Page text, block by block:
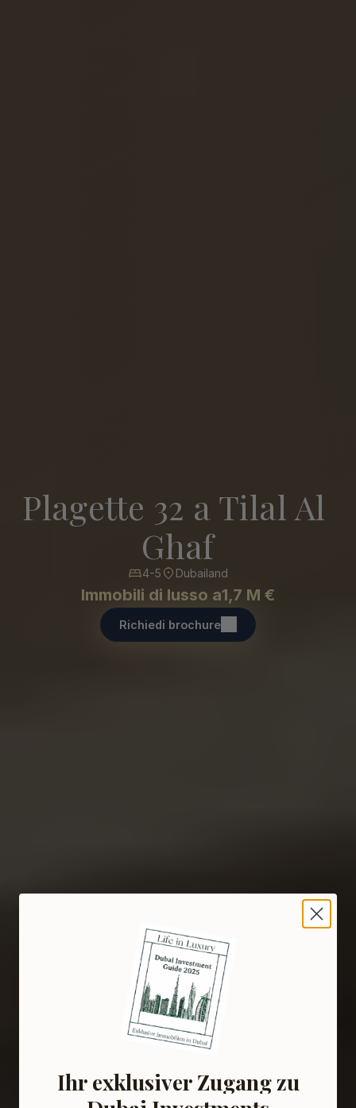
Plagette 32 a Tilal Al
Ghaf
4-5 Dubailand
Immobili di lusso a1,7 M €
Richiedi brochure
Ihr exklusiver Zugang zu